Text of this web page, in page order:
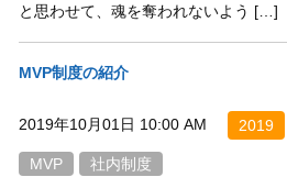
と思わせて、魂を奪われないよう […]
MVP制度の紹介
2019年10月01日 10:00 AM 2019
MVP 社内制度